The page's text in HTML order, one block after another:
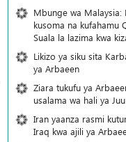
Mbunge wa Malaysia:
kusoma na kufahamu
Suala la lazima kwa
Likizo ya siku sita
ya Arbaeen
Ziara tukufu ya
usalama wa hali ya Juu
Iran yaanza rasmi
Iraq kwa ajili ya